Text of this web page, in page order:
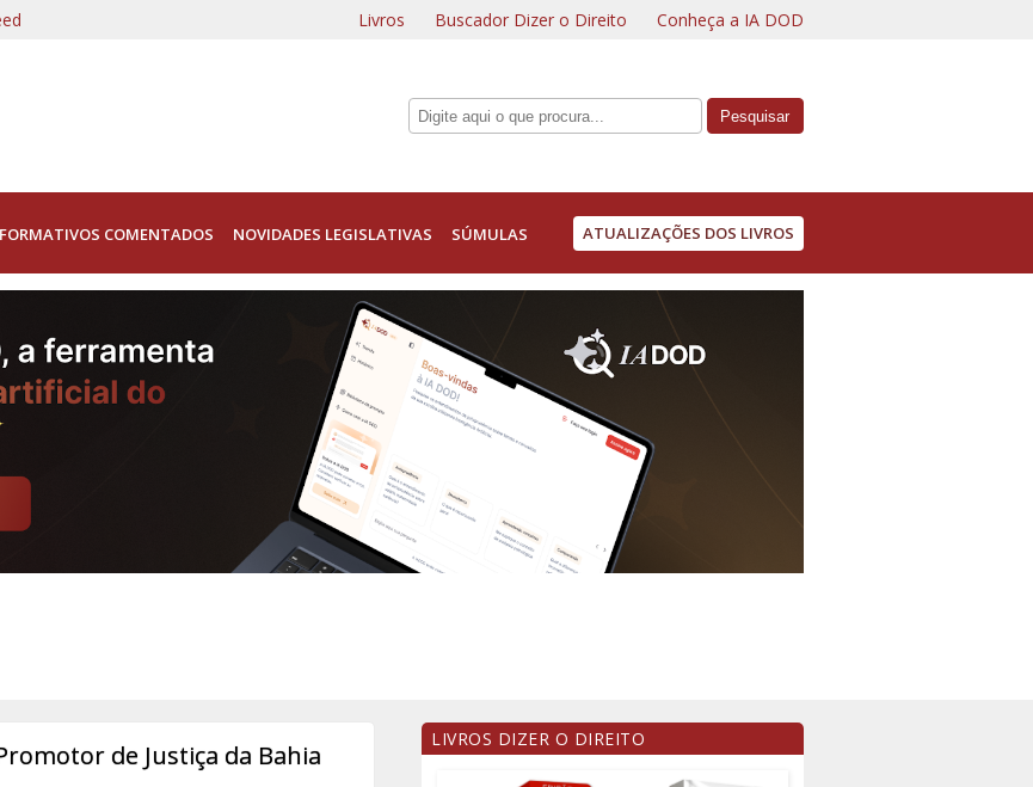
Livros Buscador Dizer o Direito Conheça a IA DOD
COMENTADOS NOVIDADES LEGISLATIVAS SÚMULAS ATUALIZAÇÕES DOS LIVROS
de Justiça da Bahia
LIVROS DIZER O DIREITO